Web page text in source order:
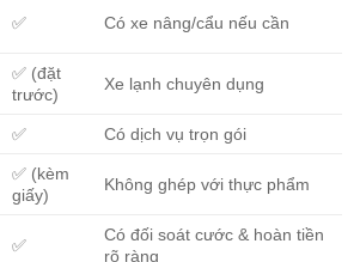
✅ Có xe nâng/cẩu nếu cần
✅ (đặt
trước)
Xe lạnh chuyên dụng
✅ Có dịch vụ trọn gói
✅ (kèm
giấy)
Không ghép với thực phẩm
✅
Có đối soát cước & hoàn tiền
rõ ràng